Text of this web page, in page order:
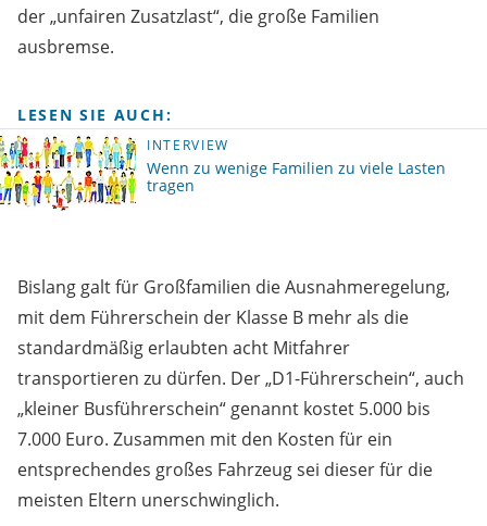
der „unfairen Zusatzlast“, die große Familien
ausbremse.
LESEN SIE AUCH:
INTERVIEW
Wenn zu wenige Familien zu viele Lasten
tragen
Bislang galt für Großfamilien die Ausnahmeregelung,
mit dem Führerschein der Klasse B mehr als die
standardmäßig erlaubten acht Mitfahrer
transportieren zu dürfen. Der „D1-Führerschein“, auch
„kleiner Busführerschein“ genannt kostet 5.000 bis
7.000 Euro. Zusammen mit den Kosten für ein
entsprechendes großes Fahrzeug sei dieser für die
meisten Eltern unerschwinglich.